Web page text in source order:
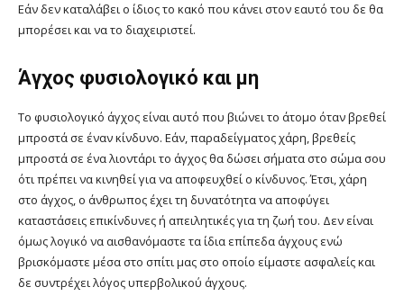
Εάν δεν καταλάβει ο ίδιος το κακό που κάνει στον εαυτό του δε θα
μπορέσει και να το διαχειριστεί.
Άγχος φυσιολογικό και μη
Το φυσιολογικό άγχος είναι αυτό που βιώνει το άτομο όταν βρεθεί
μπροστά σε έναν κίνδυνο. Εάν, παραδείγματος χάρη, βρεθείς
μπροστά σε ένα λιοντάρι το άγχος θα δώσει σήματα στο σώμα σου
ότι πρέπει να κινηθεί για να αποφευχθεί ο κίνδυνος. Έτσι, χάρη
στο άγχος, ο άνθρωπος έχει τη δυνατότητα να αποφύγει
καταστάσεις επικίνδυνες ή απειλητικές για τη ζωή του. Δεν είναι
όμως λογικό να αισθανόμαστε τα ίδια επίπεδα άγχους ενώ
βρισκόμαστε μέσα στο σπίτι μας στο οποίο είμαστε ασφαλείς και
δε συντρέχει λόγος υπερβολικού άγχους.